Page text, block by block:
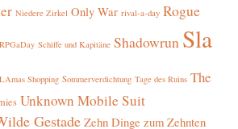
Niedere Zirkel Only War rival-a-day Rogue
RPGaDay Schiffe und Kapitäne Shadowrun Sla
Shopping Sommerverdichtung Tage des Ruins The
Unknown Mobile Suit
GestadeZehn Dinge zum Zehnten